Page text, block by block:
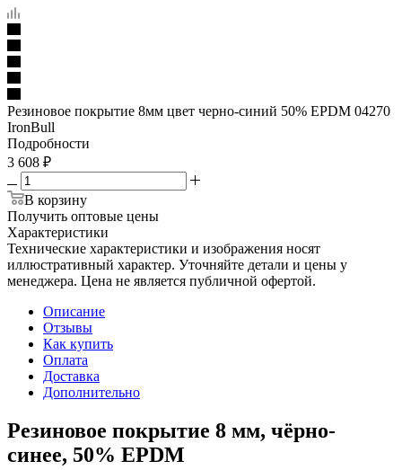
Резиновое покрытие 8мм цвет черно-синий 50% EPDM 04270
IronBull
Подробности
3 608 ₽
В корзину
Получить оптовые цены
Характеристики
Технические характеристики и изображения носят
иллюстративный характер. Уточняйте детали и цены у
менеджера. Цена не является публичной офертой.
Описание
Отзывы
Как купить
Оплата
Доставка
Дополнительно
Резиновое покрытие 8 мм, чёрно-
синее, 50% EPDM